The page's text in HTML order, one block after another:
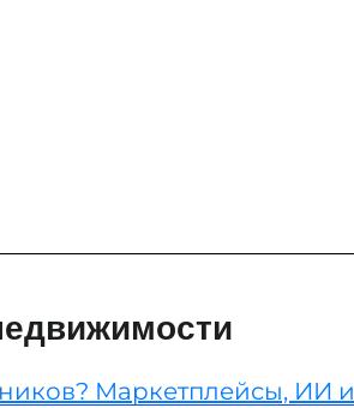
Маркетплейсы, ИИ и